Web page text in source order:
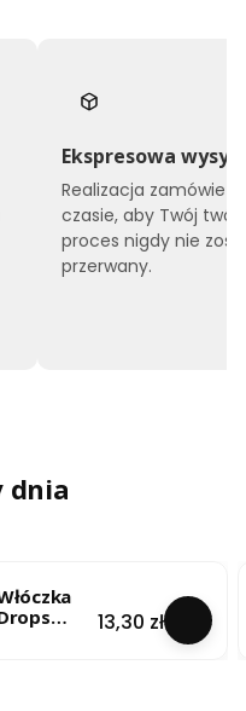
Ekspresowa
Realizacja zamówień
czasie, aby Twój
proces nigdy nie
przerwany.
dnia
Cena
13,30 zł